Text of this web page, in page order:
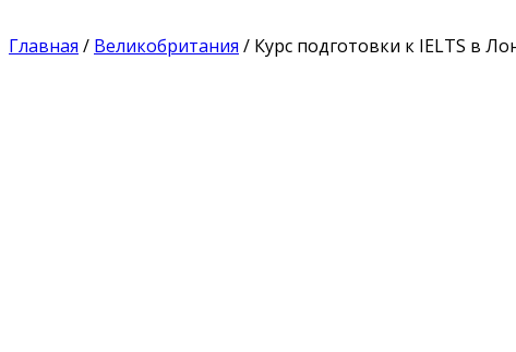
Главная / Великобритания / Курс подготовки к IELTS в